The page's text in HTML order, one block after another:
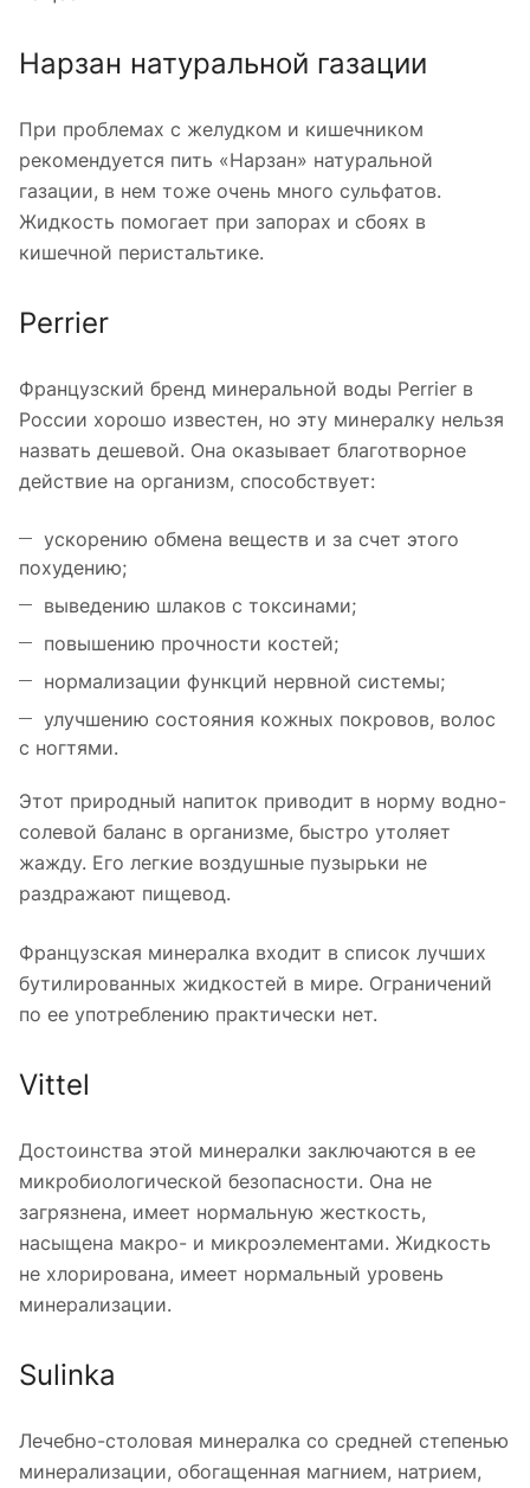
Нарзан натуральной газации
При проблемах с желудком и кишечником
рекомендуется пить «Нарзан» натуральной
газации, в нем тоже очень много сульфатов.
Жидкость помогает при запорах и сбоях в
кишечной перистальтике.
Perrier
Французский бренд минеральной воды Perrier в
России хорошо известен, но эту минералку нельзя
назвать дешевой. Она оказывает благотворное
действие на организм, способствует:
ускорению обмена веществ и за счет этого
похудению;
выведению шлаков с токсинами;
повышению прочности костей;
нормализации функций нервной системы;
улучшению состояния кожных покровов, волос
с ногтями.
Этот природный напиток приводит в норму водно-
солевой баланс в организме, быстро утоляет
жажду. Его легкие воздушные пузырьки не
раздражают пищевод.
Французская минералка входит в список лучших
бутилированных жидкостей в мире. Ограничений
по ее употреблению практически нет.
Vittel
Достоинства этой минералки заключаются в ее
микробиологической безопасности. Она не
загрязнена, имеет нормальную жесткость,
насыщена макро- и микроэлементами. Жидкость
не хлорирована, имеет нормальный уровень
минерализации.
Sulinka
Лечебно-столовая минералка со средней степенью
минерализации, обогащенная магнием, натрием,